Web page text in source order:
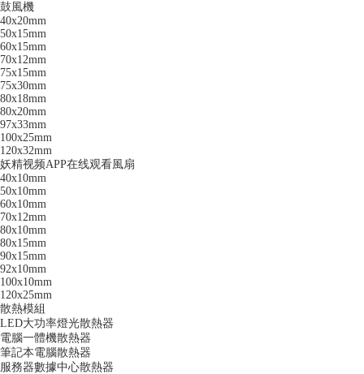
鼓風機
40x20mm
50x15mm
60x15mm
70x12mm
75x15mm
75x30mm
80x18mm
80x20mm
97x33mm
100x25mm
120x32mm
妖精视频APP在线观看風扇
40x10mm
50x10mm
60x10mm
70x12mm
80x10mm
80x15mm
90x15mm
92x10mm
100x10mm
120x25mm
散熱模組
LED大功率燈光散熱器
電腦一體機散熱器
筆記本電腦散熱器
服務器數據中心散熱器